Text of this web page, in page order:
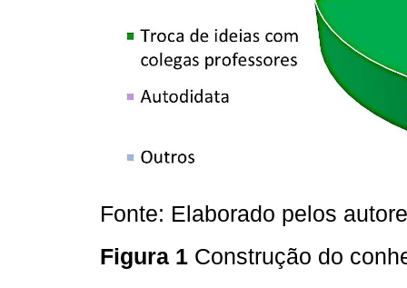
Fonte: Elaborado pelos
Figura 1 Construção do